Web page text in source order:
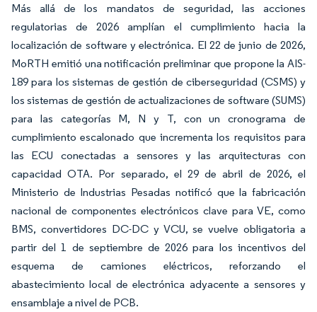
Más allá de los mandatos de seguridad, las acciones
regulatorias de 2026 amplían el cumplimiento hacia la
localización de software y electrónica. El 22 de junio de 2026,
MoRTH emitió una notificación preliminar que propone la AIS-
189 para los sistemas de gestión de ciberseguridad (CSMS) y
los sistemas de gestión de actualizaciones de software (SUMS)
para las categorías M, N y T, con un cronograma de
cumplimiento escalonado que incrementa los requisitos para
las ECU conectadas a sensores y las arquitecturas con
capacidad OTA. Por separado, el 29 de abril de 2026, el
Ministerio de Industrias Pesadas notificó que la fabricación
nacional de componentes electrónicos clave para VE, como
BMS, convertidores DC-DC y VCU, se vuelve obligatoria a
partir del 1 de septiembre de 2026 para los incentivos del
esquema de camiones eléctricos, reforzando el
abastecimiento local de electrónica adyacente a sensores y
ensamblaje a nivel de PCB.